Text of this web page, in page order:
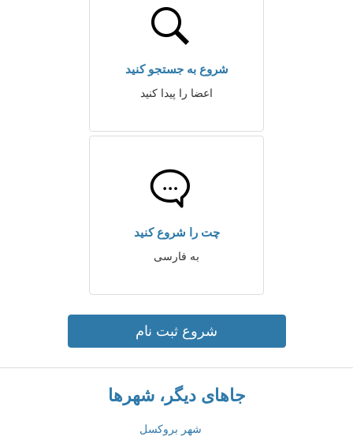
شروع به جستجو کنید
اعضا را پیدا کنید
چت را شروع کنید
به فارسی
شروع ثبت نام
جاهای دیگر، شهرها
شهر بروکسل